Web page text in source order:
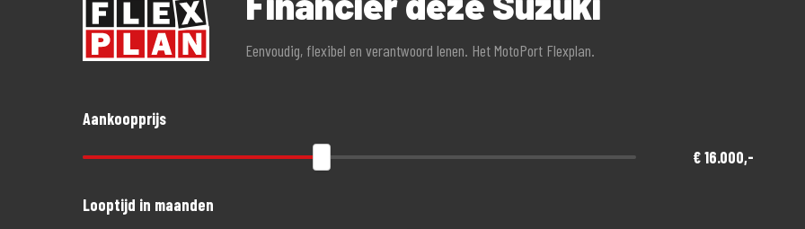
- Geen alarmverplichting!
- 3 jaar aanschaf- of taxatiewaardevergoeding mogelijk. Geen afschrijving!
Eenvoudig, flexibel en verantwoord lenen. Het MotoPort Flexplan.
Aankoopprijs
€ 16.000,-
Looptijd in maanden